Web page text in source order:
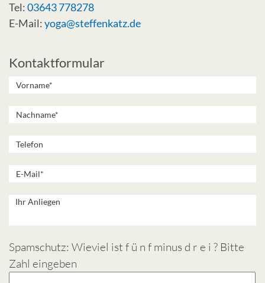
Tel:03643 778278
E-Mail:yoga@steffenkatz.de
Kontaktformular
Spamschutz: Wieviel ist f ü n f minus d r e i ? Bitte
Zahl eingeben